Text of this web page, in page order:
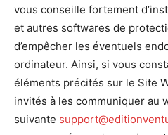
vous conseille fortement
et autres softwares de
d’empêcher les éventuels
ordinateur. Ainsi, si vous
éléments précités sur le Site
invités à les communiquer au
suivante